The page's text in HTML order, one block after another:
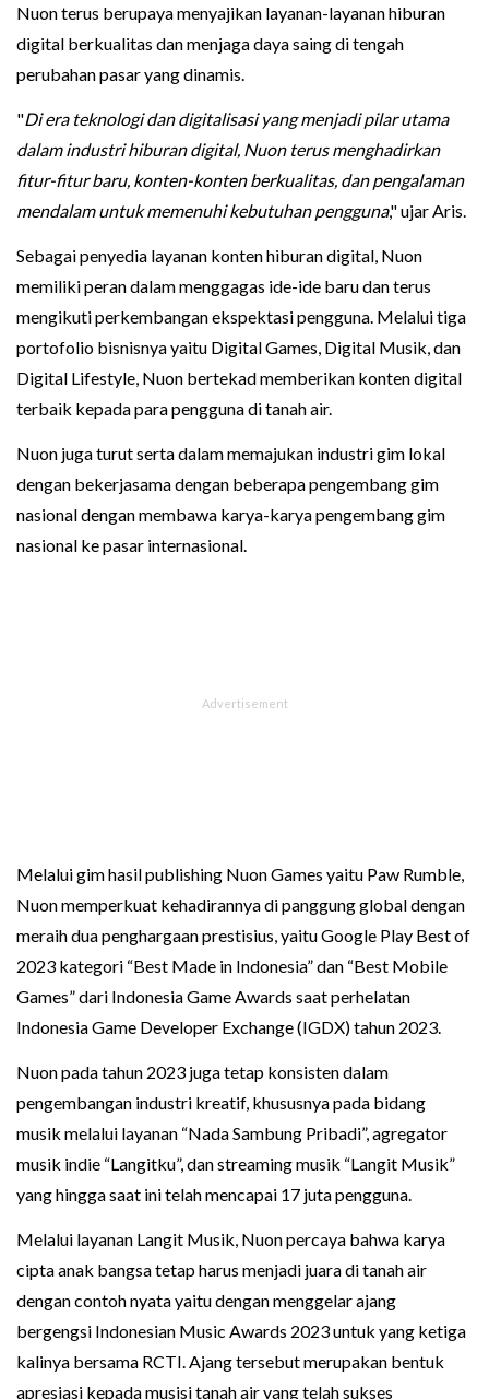
Nuon terus berupaya menyajikan layanan-layanan hiburan
digital berkualitas dan menjaga daya saing di tengah
perubahan pasar yang dinamis.
"Di era teknologi dan digitalisasi yang menjadi pilar utama
dalam industri hiburan digital, Nuon terus menghadirkan
fitur-fitur baru, konten-konten berkualitas, dan pengalaman
mendalam untuk memenuhi kebutuhan pengguna," ujar Aris.
Sebagai penyedia layanan konten hiburan digital, Nuon
memiliki peran dalam menggagas ide-ide baru dan terus
mengikuti perkembangan ekspektasi pengguna. Melalui tiga
portofolio bisnisnya yaitu Digital Games, Digital Musik, dan
Digital Lifestyle, Nuon bertekad memberikan konten digital
terbaik kepada para pengguna di tanah air.
Nuon juga turut serta dalam memajukan industri gim lokal
dengan bekerjasama dengan beberapa pengembang gim
nasional dengan membawa karya-karya pengembang gim
nasional ke pasar internasional.
Melalui gim hasil publishing Nuon Games yaitu Paw Rumble,
Nuon memperkuat kehadirannya di panggung global dengan
meraih dua penghargaan prestisius, yaitu Google Play Best of
2023 kategori “Best Made in Indonesia” dan “Best Mobile
Games” dari Indonesia Game Awards saat perhelatan
Indonesia Game Developer Exchange (IGDX) tahun 2023.
Nuon pada tahun 2023 juga tetap konsisten dalam
pengembangan industri kreatif, khususnya pada bidang
musik melalui layanan “Nada Sambung Pribadi”, agregator
musik indie “Langitku”, dan streaming musik “Langit Musik”
yang hingga saat ini telah mencapai 17 juta pengguna.
Melalui layanan Langit Musik, Nuon percaya bahwa karya
cipta anak bangsa tetap harus menjadi juara di tanah air
dengan contoh nyata yaitu dengan menggelar ajang
bergengsi Indonesian Music Awards 2023 untuk yang ketiga
kalinya bersama RCTI. Ajang tersebut merupakan bentuk
apresiasi kepada musisi tanah air yang telah sukses